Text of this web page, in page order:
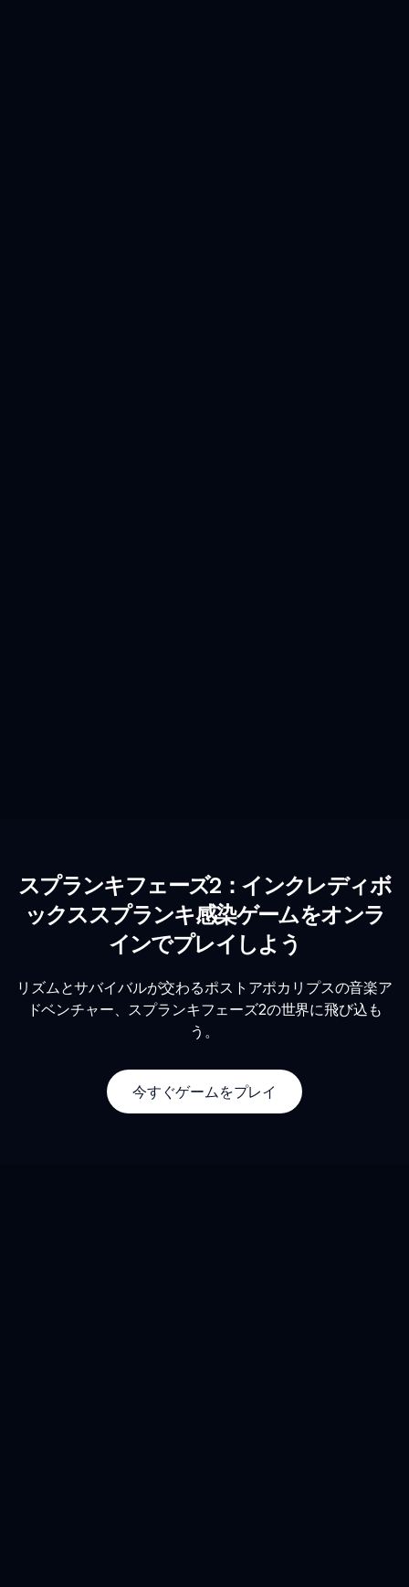
スプランキフェーズ2：インクレディボ
ックススプランキ感染ゲームをオンラ
インでプレイしよう
リズムとサバイバルが交わるポストアポカリプスの音楽ア
ドベンチャー、スプランキフェーズ2の世界に飛び込も
う。
今すぐゲームをプレイ